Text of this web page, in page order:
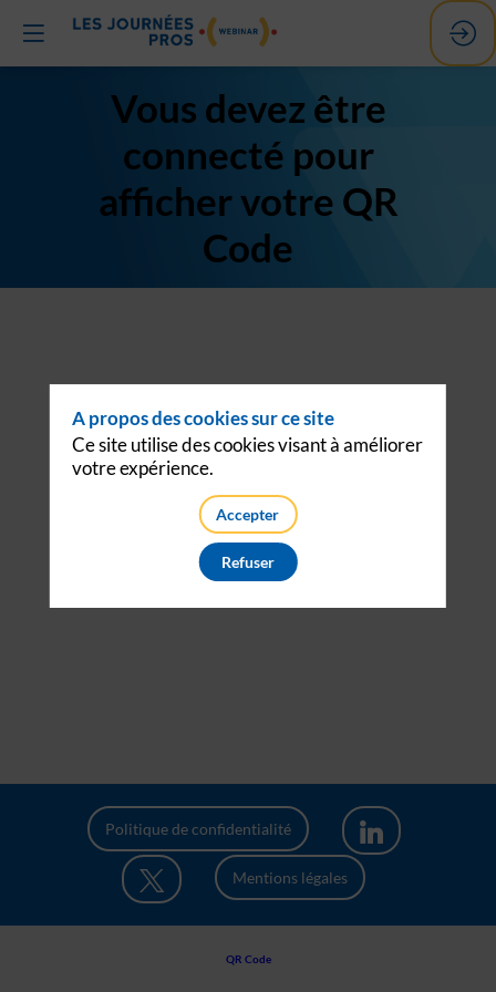
Vous devez être
connecté pour
afficher votre QR
Code
Politique de confidentialité
Mentions légales
QR Code
A propos des cookies sur ce site
Ce site utilise des cookies visant à améliorer
votre expérience.
Accepter
Refuser